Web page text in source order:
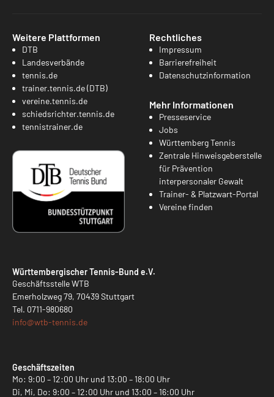
Weitere Plattformen
DTB
Landesverbände
tennis.de
trainer.tennis.de (DTB)
vereine.tennis.de
schiedsrichter.tennis.de
tennistrainer.de
Rechtliches
Impressum
Barrierefreiheit
Datenschutzinformation
Mehr Informationen
Presseservice
Jobs
Württemberg Tennis
Zentrale Hinweisgeberstelle
für Prävention
interpersonaler Gewalt
Trainer- & Platzwart-Portal
Vereine finden
Württembergischer Tennis-Bund e.V.
Geschäftsstelle WTB
Emerholzweg 79, 70439 Stuttgart
Tel. 0711-980680
info@wtb-tennis.de
Geschäftszeiten
Mo: 9:00 – 12:00 Uhr und 13:00 – 18:00 Uhr
Di, Mi, Do: 9:00 – 12:00 Uhr und 13:00 – 16:00 Uhr